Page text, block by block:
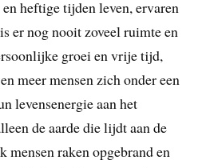
heftige tijden leven, ervaren
er nog nooit zoveel ruimte en
groei en vrije tijd,
meer mensen zich onder een
levensenergie aan het
de aarde die lijdt aan de
raken opgebrand en